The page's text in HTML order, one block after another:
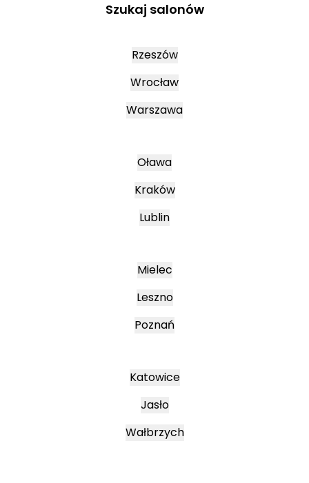
Szukaj salonów
Rzeszów
Wrocław
Warszawa
Oława
Kraków
Lublin
Mielec
Leszno
Poznań
Katowice
Jasło
Wałbrzych